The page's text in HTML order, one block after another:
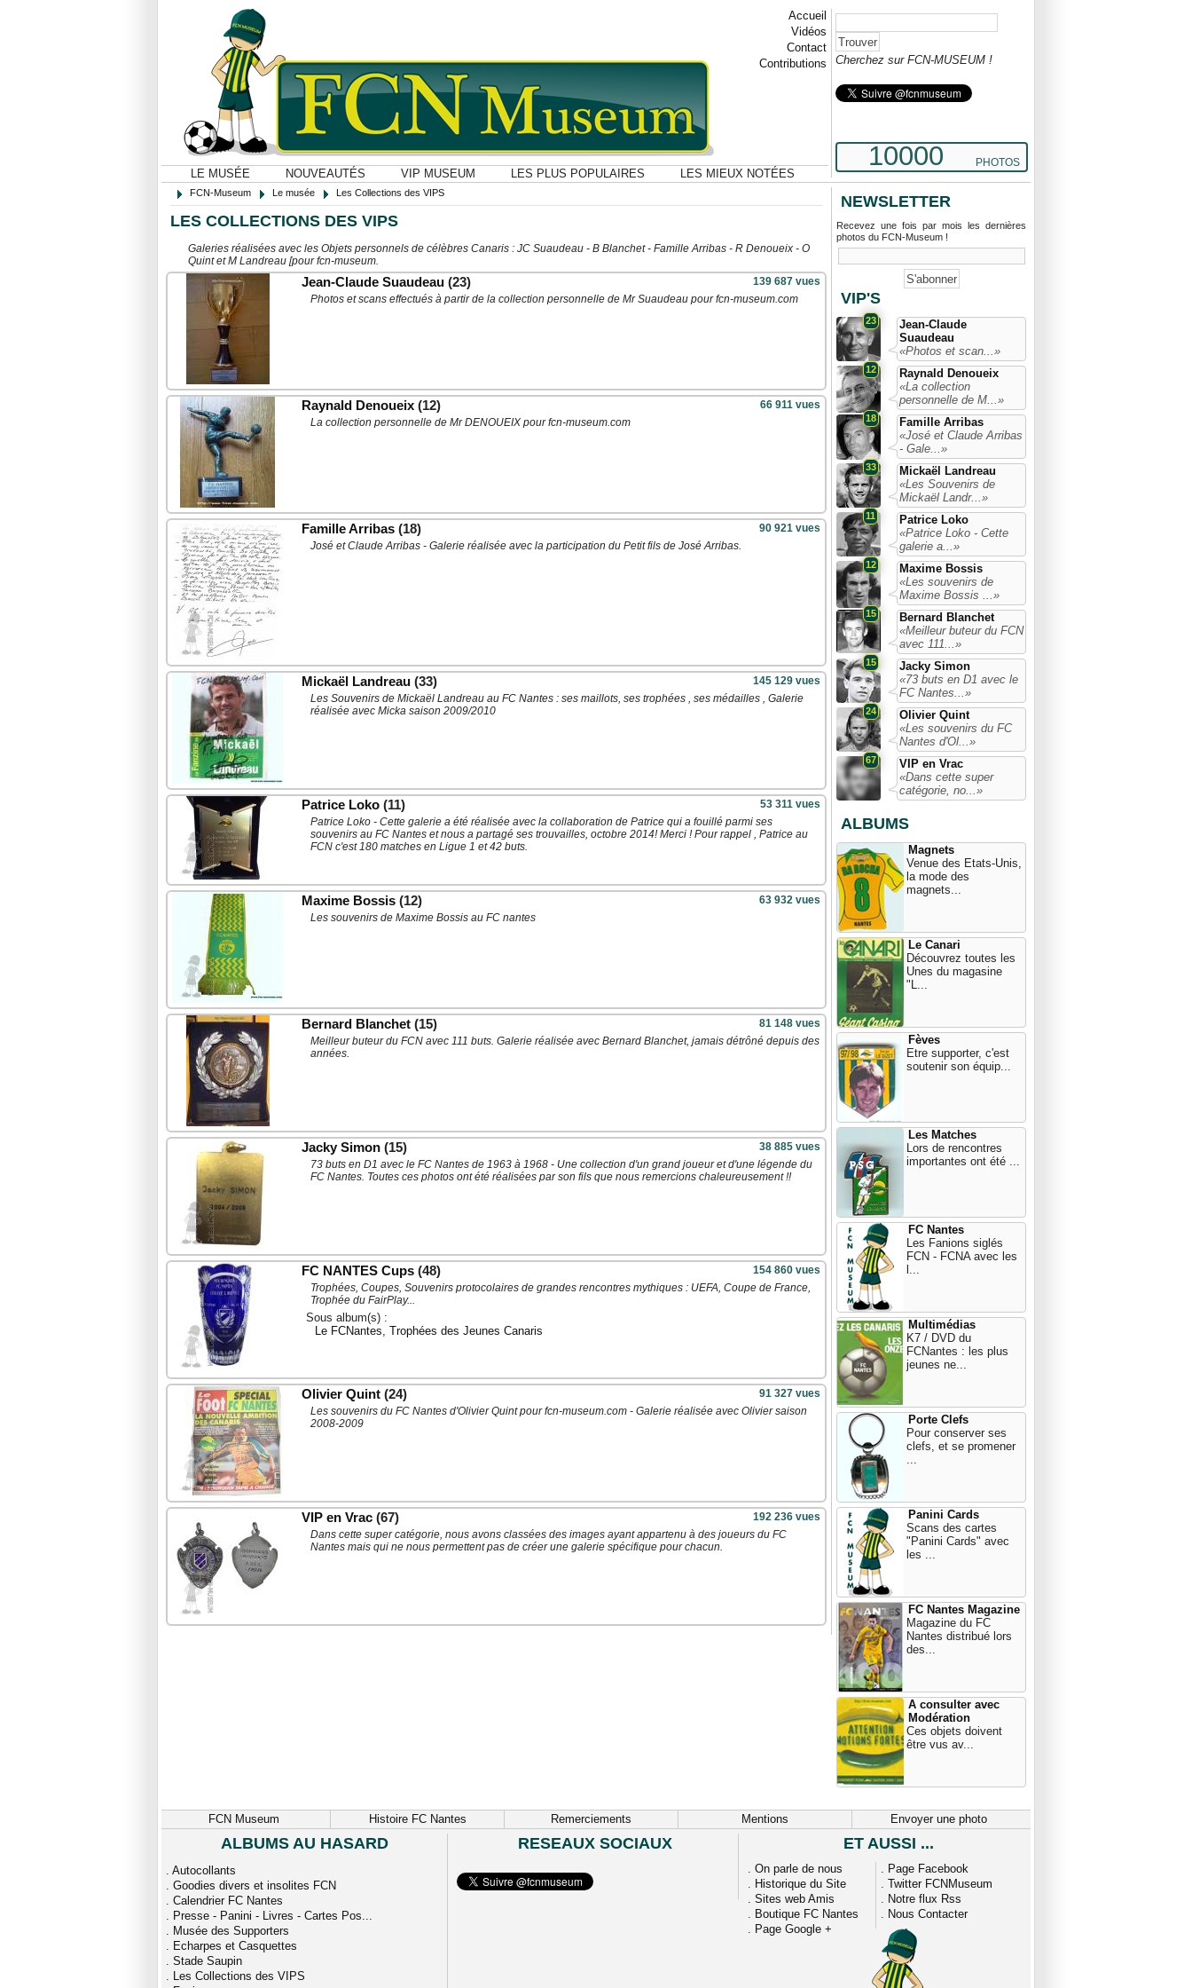
Accueil
Vidéos
Contact
Contributions
LE MUSÉE NOUVEAUTÉS VIP MUSEUM LES PLUS POPULAIRES LES MIEUX NOTÉES
Cherchez sur FCN-MUSEUM !
10000 PHOTOS
FCN-Museum Le musée Les Collections des VIPS
LES COLLECTIONS DES VIPS
Galeries réalisées avec les Objets personnels de célèbres Canaris : JC Suaudeau - B Blanchet - Famille Arribas - R Denoueix - O
Quint et M Landreau [pour fcn-museum.
Jean-Claude Suaudeau (23) 139 687 vues
Photos et scans effectués à partir de la collection personnelle de Mr Suaudeau pour fcn-museum.com
Raynald Denoueix (12) 66 911 vues
La collection personnelle de Mr DENOUEIX pour fcn-museum.com
Famille Arribas (18) 90 921 vues
José et Claude Arribas - Galerie réalisée avec la participation du Petit fils de José Arribas.
Mickaël Landreau (33) 145 129 vues
Les Souvenirs de Mickaël Landreau au FC Nantes : ses maillots, ses trophées , ses médailles , Galerie
réalisée avec Micka saison 2009/2010
Patrice Loko (11) 53 311 vues
Patrice Loko - Cette galerie a été réalisée avec la collaboration de Patrice qui a fouillé parmi ses
souvenirs au FC Nantes et nous a partagé ses trouvailles, octobre 2014! Merci ! Pour rappel , Patrice au
FCN c'est 180 matches en Ligue 1 et 42 buts.
Maxime Bossis (12) 63 932 vues
Les souvenirs de Maxime Bossis au FC nantes
Bernard Blanchet (15) 81 148 vues
Meilleur buteur du FCN avec 111 buts. Galerie réalisée avec Bernard Blanchet, jamais détrôné depuis des
années.
Jacky Simon (15) 38 885 vues
73 buts en D1 avec le FC Nantes de 1963 à 1968 - Une collection d'un grand joueur et d'une légende du
FC Nantes. Toutes ces photos ont été réalisées par son fils que nous remercions chaleureusement !!
FC NANTES Cups (48) 154 860 vues
Trophées, Coupes, Souvenirs protocolaires de grandes rencontres mythiques : UEFA, Coupe de France,
Trophée du FairPlay...
Sous album(s) :
Le FCNantes, Trophées des Jeunes Canaris
Olivier Quint (24) 91 327 vues
Les souvenirs du FC Nantes d'Olivier Quint pour fcn-museum.com - Galerie réalisée avec Olivier saison
2008-2009
VIP en Vrac (67) 192 236 vues
Dans cette super catégorie, nous avons classées des images ayant appartenu à des joueurs du FC
Nantes mais qui ne nous permettent pas de créer une galerie spécifique pour chacun.
NEWSLETTER
Recevez une fois par mois les dernières
photos du FCN-Museum !
VIP'S
23
Jean-Claude
Suaudeau
«Photos et scan...»
12
Raynald Denoueix
«La collection
personnelle de M...»
18
Famille Arribas
«José et Claude Arribas
- Gale...»
33
Mickaël Landreau
«Les Souvenirs de
Mickaël Landr...»
11
Patrice Loko
«Patrice Loko - Cette
galerie a...»
12
Maxime Bossis
«Les souvenirs de
Maxime Bossis ...»
15
Bernard Blanchet
«Meilleur buteur du FCN
avec 111...»
15
Jacky Simon
«73 buts en D1 avec le
FC Nantes...»
24
Olivier Quint
«Les souvenirs du FC
Nantes d'Ol...»
67
VIP en Vrac
«Dans cette super
catégorie, no...»
ALBUMS
Magnets
Venue des Etats-Unis,
la mode des
magnets...
Le Canari
Découvrez toutes les
Unes du magasine
"L...
Fèves
Etre supporter, c'est
soutenir son équip...
Les Matches
Lors de rencontres
importantes ont été ...
FC Nantes
Les Fanions siglés
FCN - FCNA avec les
l...
Multimédias
K7 / DVD du
FCNantes : les plus
jeunes ne...
Porte Clefs
Pour conserver ses
clefs, et se promener
...
Panini Cards
Scans des cartes
"Panini Cards" avec
les ...
FC Nantes Magazine
Magazine du FC
Nantes distribué lors
des...
A consulter avec
Modération
Ces objets doivent
être vus av...
FCN Museum Histoire FC Nantes Remerciements Mentions Envoyer une photo
ALBUMS AU HASARD
. Autocollants
. Goodies divers et insolites FCN
. Calendrier FC Nantes
. Presse - Panini - Livres - Cartes Pos...
. Musée des Supporters
. Echarpes et Casquettes
. Stade Saupin
. Les Collections des VIPS
RESEAUX SOCIAUX ET AUSSI ...
. On parle de nous
. Historique du Site
. Sites web Amis
. Boutique FC Nantes
. Page Google +
. Page Facebook
. Twitter FCNMuseum
. Notre flux Rss
. Nous Contacter